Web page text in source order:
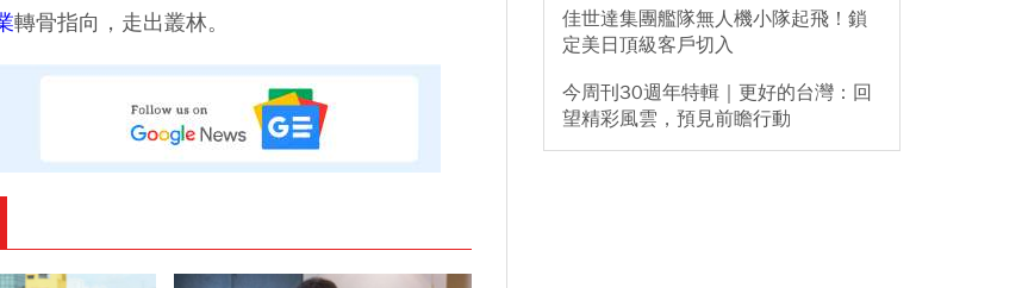
轉骨指向，走出叢林。
佳世達集團艦隊無人機小隊起飛！鎖
定美日頂級客戶切入
今周刊30週年特輯｜更好的台灣：回
望精彩風雲，預見前瞻行動